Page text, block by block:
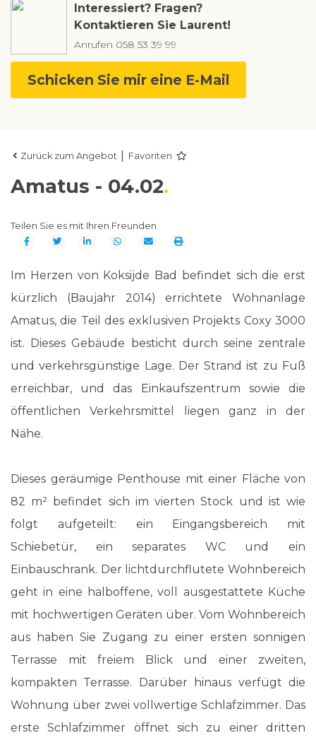
Interessiert? Fragen?
Kontaktieren Sie Laurent!
Anrufen 058 53 39 99
Schicken Sie mir eine E-Mail
Zurück zum Angebot Favoriten
Amatus - 04.02
Teilen Sie es mit Ihren Freunden
Im Herzen von Koksijde Bad befindet sich die erst
kürzlich (Baujahr 2014) errichtete Wohnanlage
Amatus, die Teil des exklusiven Projekts Coxy 3000
ist. Dieses Gebäude besticht durch seine zentrale
und verkehrsgünstige Lage. Der Strand ist zu Fuß
erreichbar, und das Einkaufszentrum sowie die
öffentlichen Verkehrsmittel liegen ganz in der
Nähe.
Dieses geräumige Penthouse mit einer Fläche von
82 m² befindet sich im vierten Stock und ist wie
folgt aufgeteilt: ein Eingangsbereich mit
Schiebetür, ein separates WC und ein
Einbauschrank. Der lichtdurchflutete Wohnbereich
geht in eine halboffene, voll ausgestattete Küche
mit hochwertigen Geräten über. Vom Wohnbereich
aus haben Sie Zugang zu einer ersten sonnigen
Terrasse mit freiem Blick und einer zweiten,
kompakten Terrasse. Darüber hinaus verfügt die
Wohnung über zwei vollwertige Schlafzimmer. Das
erste Schlafzimmer öffnet sich zu einer dritten